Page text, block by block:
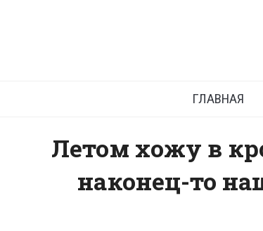
ГЛАВНАЯ
Летом хожу в
наконец-то